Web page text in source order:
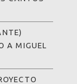
A MIGUEL